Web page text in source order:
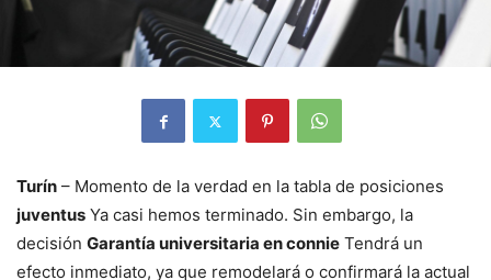
Turín – Momento de la verdad en la tabla de posiciones
juventus Ya casi hemos terminado. Sin embargo, la
decisión Garantía universitaria en connie Tendrá un
efecto inmediato, ya que remodelará o confirmará la actual